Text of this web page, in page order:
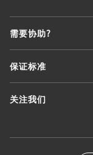
需要协助?
保证标准
关注我们